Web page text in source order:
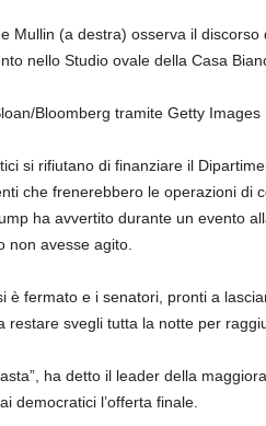
Mullin (a destra) osserva il
nello Studio ovale della Casa
Bloomberg tramite Getty Images
si rifiutano di finanziare il
che frenerebbero le operazioni di
ha avvertito durante un evento
non avesse agito.
è fermato e i senatori, pronti a
restare svegli tutta la notte per
ha detto il leader della
democratici l’offerta finale.